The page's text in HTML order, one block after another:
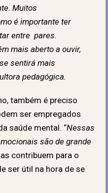
Muitos
é importante ter
entre pares.
mais aberto a ouvir,
sentirá mais
pedagógica.
também é preciso
ser empregados
saúde mental. “Nessas
são de grande
contribuem para o
ser útil na hora de se